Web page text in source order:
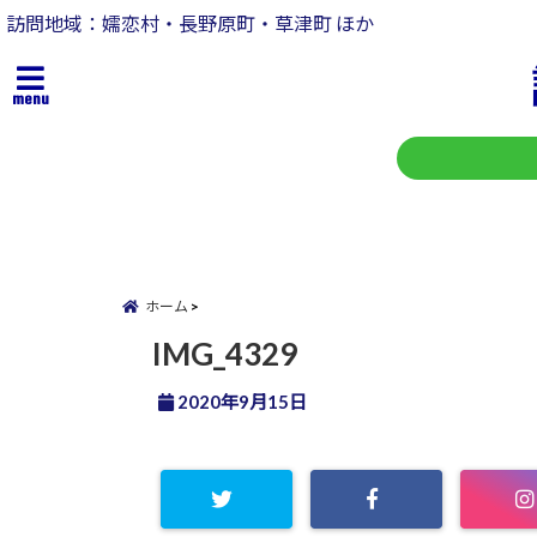
訪問地域：嬬恋村・長野原町・草津町 ほか
menu
ホーム
IMG_4329
2020年9月15日